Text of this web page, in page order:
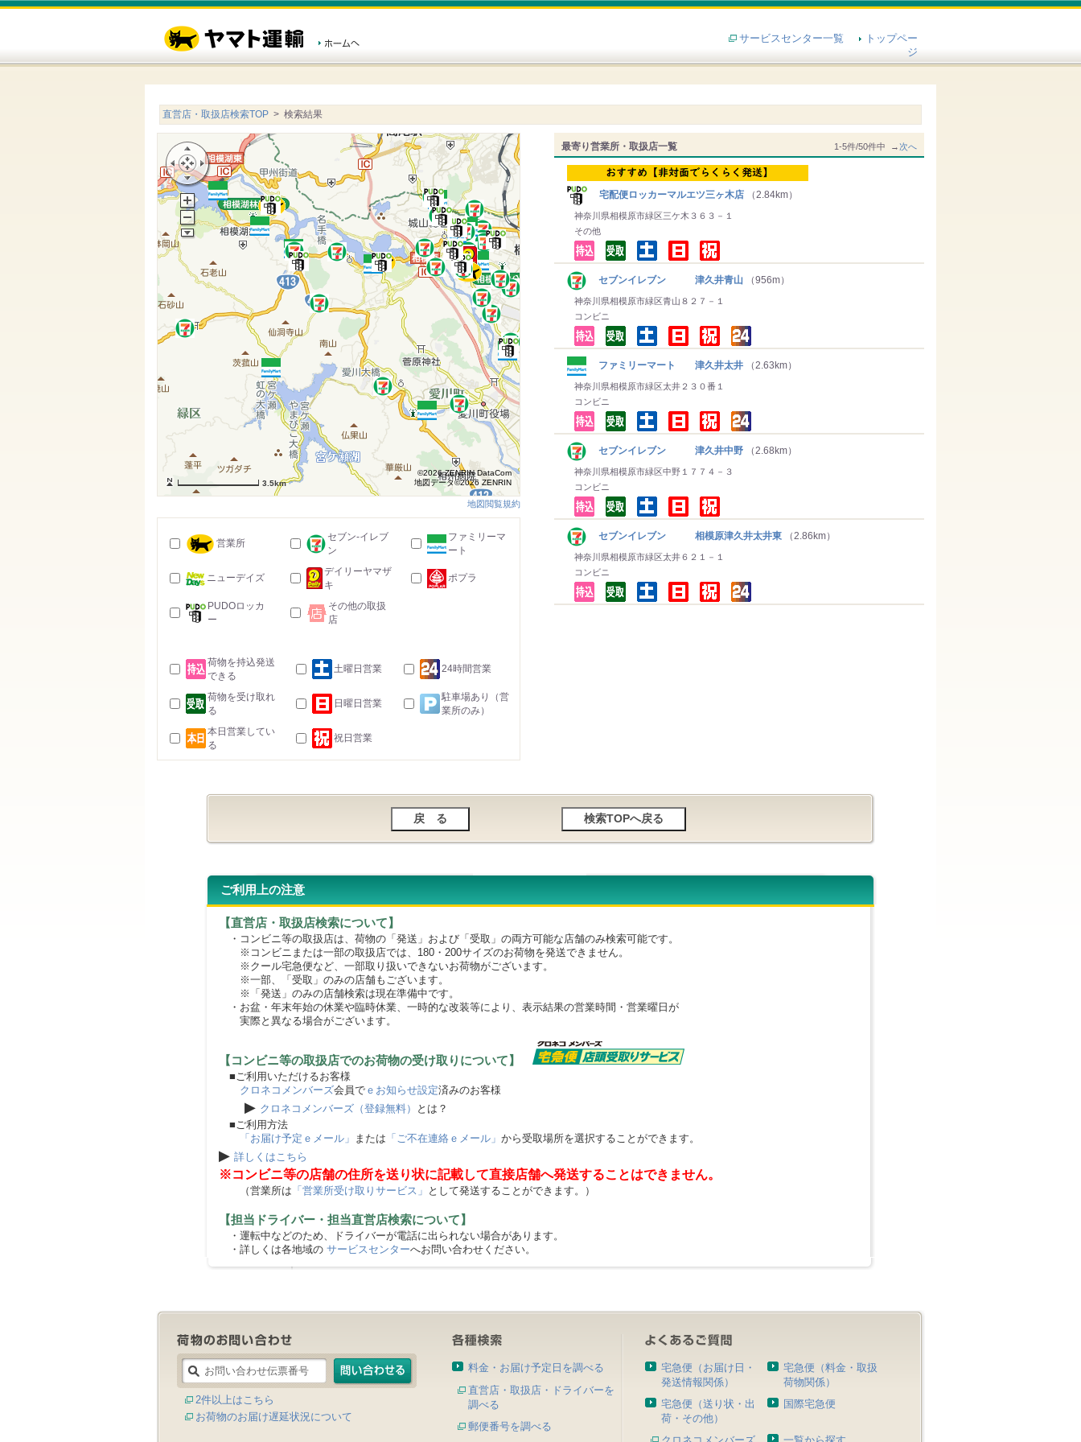
サービスセンター一覧
トップペー
ジ
直営店・取扱店検索TOP > 検索結果
最寄り営業所・取扱店一覧 1-5件/50件中 →次へ
宅配便ロッカーマルエツ三ヶ木店 （2.84km）
神奈川県相模原市緑区三ケ木３６３－１
その他
セブンイレブン 津久井青山 （956m）
神奈川県相模原市緑区青山８２７－１
コンビニ
ファミリーマート 津久井太井 （2.63km）
神奈川県相模原市緑区太井２３０番１
コンビニ
セブンイレブン 津久井中野 （2.68km）
神奈川県相模原市緑区中野１７７４－３
コンビニ
セブンイレブン 相模原津久井太井東 （2.86km）
神奈川県相模原市緑区太井６２１－１
コンビニ
3.5km
©2026 ZENRIN DataCom
地図データ©2026 ZENRIN
地図閲覧規約
営業所
セブン-イレブ
ン
ファミリーマ
ート
ニューデイズ
デイリーヤマザ
キ
ポプラ
PUDOロッカ
ー
その他の取扱
店
荷物を持込発送
できる
土曜日営業 24時間営業
荷物を受け取れ
る
日曜日営業
駐車場あり（営
業所のみ）
本日営業してい
る
祝日営業
ご利用上の注意
【直営店・取扱店検索について】
・コンビニ等の取扱店は、荷物の「発送」および「受取」の両方可能な店舗のみ検索可能です。
※コンビニまたは一部の取扱店では、180・200サイズのお荷物を発送できません。
※クール宅急便など、一部取り扱いできないお荷物がございます。
※一部、「受取」のみの店舗もございます。
※「発送」のみの店舗検索は現在準備中です。
・お盆・年末年始の休業や臨時休業、一時的な改装等により、表示結果の営業時間・営業曜日が
実際と異なる場合がございます。
【コンビニ等の取扱店でのお荷物の受け取りについて】
■ご利用いただけるお客様
クロネコメンバーズ会員で ｅお知らせ設定済みのお客様
▶ クロネコメンバーズ（登録無料）
とは？
■ご利用方法
「お届け予定ｅメール」 または 「ご不在連絡ｅメール」 から受取場所を選択することができます。
▶ 詳しくはこちら
※コンビニ等の店舗の住所を送り状に記載して直接店舗へ発送することはできません。
（営業所は 「営業所受け取りサービス」 として発送することができます。）
【担当ドライバー・担当直営店検索について】
・運転中などのため、ドライバーが電話に出られない場合があります。
・詳しくは各地域の サービスセンターへお問い合わせください。
2件以上はこちら
お荷物のお届け遅延状況について
料金・お届け予定日を調べる
直営店・取扱店・ドライバーを
調べる
郵便番号を調べる
宅急便（お届け日・
発送情報関係）
宅急便（料金・取扱
荷物関係）
宅急便（送り状・出
荷・その他）
国際宅急便